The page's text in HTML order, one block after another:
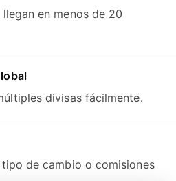
en menos de 20
divisas fácilmente.
de cambio o comisiones